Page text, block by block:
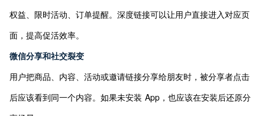
权益、限时活动、订单提醒。深度链接可以让用户直接进入对应页
面，提高促活效率。
微信分享和社交裂变
用户把商品、内容、活动或邀请链接分享给朋友时，被分享者点击
后应该看到同一个内容。如果未安装 App，也应该在安装后还原分